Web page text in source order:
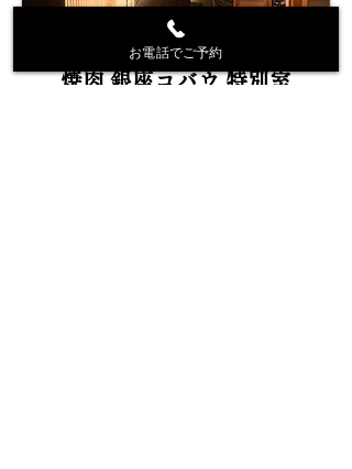
焼肉 銀座コバウ 特別室
お電話でご予約